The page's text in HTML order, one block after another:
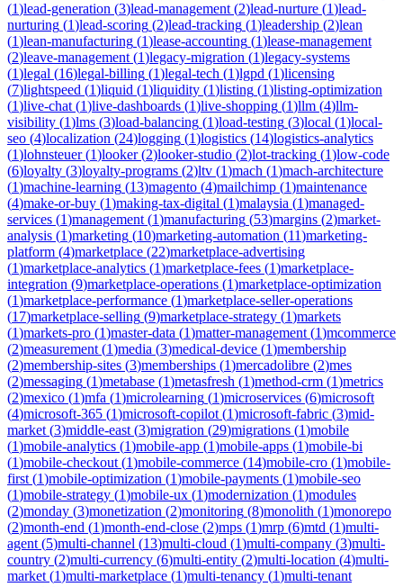
(1)lead-generation (3)lead-management (2)lead-nurture (1)lead-
nurturing (1)lead-scoring (2)lead-tracking (1)leadership (2)lean
(1)lean-manufacturing (1)lease-accounting (1)lease-management
(2)leave-management (1)legacy-migration (1)legacy-systems
(1)legal (16)legal-billing (1)legal-tech (1)lgpd (1)licensing
(7)lightspeed (1)liquid (1)liquidity (1)listing (1)listing-optimization
(1)live-chat (1)live-dashboards (1)live-shopping (1)llm (4)llm-
visibility (1)lms (3)load-balancing (1)load-testing (3)local (1)local-
seo (4)localization (24)logging (1)logistics (14)logistics-analytics
(1)lohnsteuer(1)looker(2)looker-studio (2)lot-tracking (1)low-code
(6)loyalty (3)loyalty-programs (2)ltv (1)mach (1)mach-architecture
(1)machine-learning (13)magento (4)mailchimp (1)maintenance
(4)make-or-buy (1)making-tax-digital (1)malaysia (1)managed-
services (1)management (1)manufacturing (53)margins (2)market-
analysis (1)marketing (10)marketing-automation (11)marketing-
platform (4)marketplace (22)marketplace-advertising
(1)marketplace-analytics (1)marketplace-fees (1)marketplace-
integration (9)marketplace-operations (1)marketplace-optimization
(1)marketplace-performance (1)marketplace-seller-operations
(17)marketplace-selling (9)marketplace-strategy (1)markets
(1)markets-pro (1)master-data (1)matter-management (1)mcommerce
(2)measurement (1)media (3)medical-device (1)membership
(2)membership-sites (3)memberships (1)mercadolibre (2)mes
(2)messaging (1)metabase (1)metasfresh (1)method-crm (1)metrics
(2)mexico (1)mfa (1)microlearning (1)microservices (6)microsoft
(4)microsoft-365 (1)microsoft-copilot (1)microsoft-fabric (3)mid-
market (3)middle-east (3)migration (29)migrations (1)mobile
(1)mobile-analytics (1)mobile-app (1)mobile-apps (1)mobile-bi
(1)mobile-checkout (1)mobile-commerce (14)mobile-cro (1)mobile-
first (1)mobile-optimization (1)mobile-payments (1)mobile-seo
(1)mobile-strategy (1)mobile-ux (1)modernization (1)modules
(2)monday (3)monetization (2)monitoring (8)monolith (1)monorepo
(2)month-end (1)month-end-close (2)mps (1)mrp (6)mtd (1)multi-
agent (5)multi-channel (13)multi-cloud (1)multi-company (3)multi-
country (2)multi-currency (6)multi-entity (2)multi-location (4)multi-
market (1)multi-marketplace (1)multi-tenancy (1)multi-tenant